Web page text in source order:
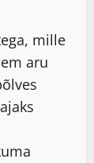
mille
aru